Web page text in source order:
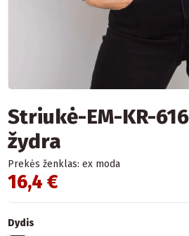
Striukė-EM-KR-
žydra
Prekės ženklas: ex moda
16,4 €
Dydis